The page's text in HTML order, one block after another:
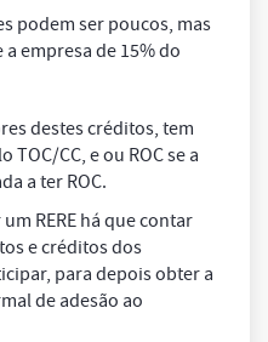
podem ser poucos, mas
empresa de 15% do
destes créditos, tem
CC, e ou ROC se a
a ter ROC.
RERE há que contar
e créditos dos
para depois obter a
de adesão ao